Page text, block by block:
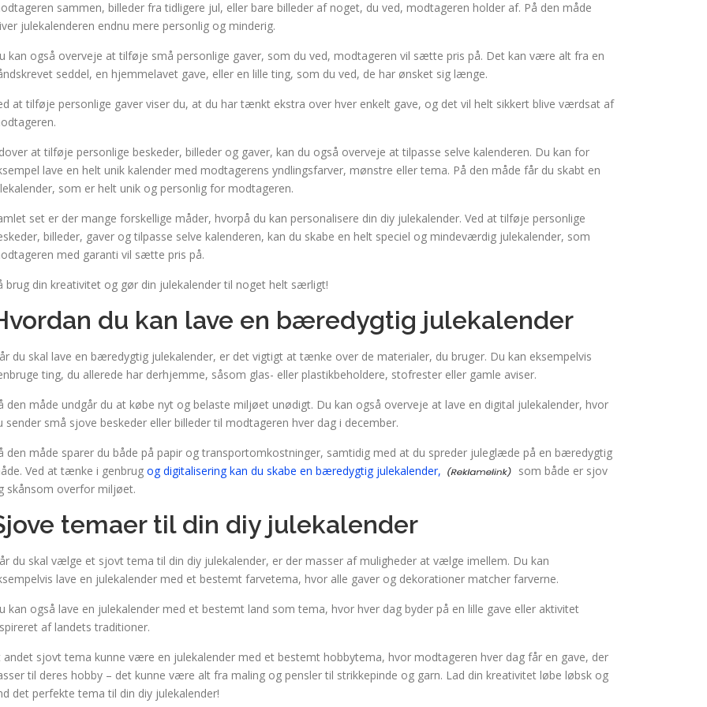
sammen, billeder fra tidligere jul, eller bare billeder af noget, du ved, modtageren holder af. På den måde
julekalenderen endnu mere personlig og minderig.
kan også overveje at tilføje små personlige gaver, som du ved, modtageren vil sætte pris på. Det kan være alt fra en
seddel, en hjemmelavet gave, eller en lille ting, som du ved, de har ønsket sig længe.
at tilføje personlige gaver viser du, at du har tænkt ekstra over hver enkelt gave, og det vil helt sikkert blive værdsat af
at tilføje personlige beskeder, billeder og gaver, kan du også overveje at tilpasse selve kalenderen. Du kan for
lave en helt unik kalender med modtagerens yndlingsfarver, mønstre eller tema. På den måde får du skabt en
som er helt unik og personlig for modtageren.
set er der mange forskellige måder, hvorpå du kan personalisere din diy julekalender. Ved at tilføje personlige
billeder, gaver og tilpasse selve kalenderen, kan du skabe en helt speciel og mindeværdig julekalender, som
med garanti vil sætte pris på.
brug din kreativitet og gør din julekalender til noget helt særligt!
du kan lave en bæredygtig julekalender
du skal lave en bæredygtig julekalender, er det vigtigt at tænke over de materialer, du bruger. Du kan eksempelvis
ting, du allerede har derhjemme, såsom glas- eller plastikbeholdere, stofrester eller gamle aviser.
den måde undgår du at købe nyt og belaste miljøet unødigt. Du kan også overveje at lave en digital julekalender, hvor
sender små sjove beskeder eller billeder til modtageren hver dag i december.
den måde sparer du både på papir og transportomkostninger, samtidig med at du spreder juleglæde på en bæredygtig
Ved at tænke i genbrug og digitalisering kan du skabe en bæredygtig julekalender,
som både er sjov
skånsom overfor miljøet.
temaer til din diy julekalender
du skal vælge et sjovt tema til din diy julekalender, er der masser af muligheder at vælge imellem. Du kan
lave en julekalender med et bestemt farvetema, hvor alle gaver og dekorationer matcher farverne.
kan også lave en julekalender med et bestemt land som tema, hvor hver dag byder på en lille gave eller aktivitet
af landets traditioner.
andet sjovt tema kunne være en julekalender med et bestemt hobbytema, hvor modtageren hver dag får en gave, der
til deres hobby – det kunne være alt fra maling og pensler til strikkepinde og garn. Lad din kreativitet løbe løbsk og
det perfekte tema til din diy julekalender!